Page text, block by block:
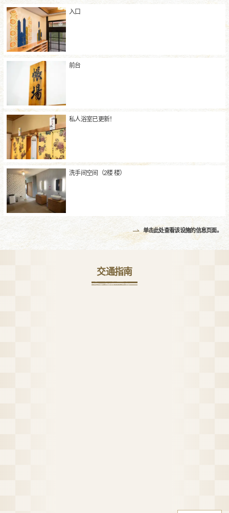
入口
前台
私人浴室已更新！
洗手间空间（2楼 楼）
单击此处查看该设施的信息页面。
交通指南